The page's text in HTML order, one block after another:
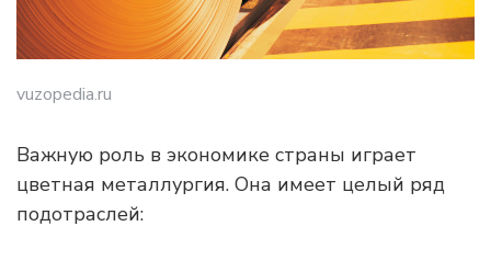
vuzopedia.ru
Важную роль в экономике страны играет
цветная металлургия. Она имеет целый ряд
подотраслей: